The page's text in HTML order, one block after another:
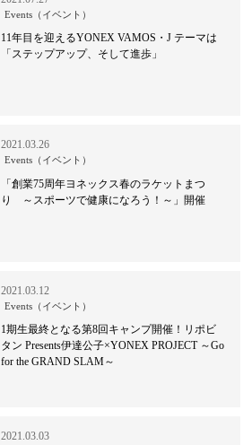
Events（イベント）
11年目を迎えるYONEX VAMOS・J テーマは
「ステップアップ、そして進歩」
2021.03.26
Events（イベント）
「創業75周年ヨネックス春のラケットまつ
り ～スポーツで健康になろう！～」開催
2021.03.12
Events（イベント）
1期生最終となる第8回キャンプ開催！リポビ
タン Presents伊達公子×YONEX PROJECT ～Go
for the GRAND SLAM～
2021.03.03